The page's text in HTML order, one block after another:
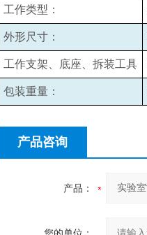
工作类型：
外形尺寸：
工作支架、底座、拆装工具
包装重量：
产品咨询
产品：